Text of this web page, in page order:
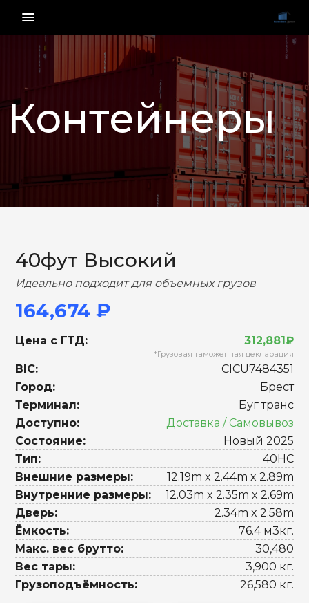
menu_vert
Контейнеры
НАЗАД ВПЕРЕД
40фут Высокий
Идеально подходит для объемных грузов
164,674 ₽
Цена с ГТД: 312,881₽
*Грузовая таможенная декларация
BIC:
CICU7484351
Город:
Брест
Терминал:
Буг транс
Доступно:
Доставка / Самовывоз
Состояние:
Новый 2025
Тип:
40HC
Внешние размеры:
12.19m x 2.44m x 2.89m
Внутренние размеры:
12.03m x 2.35m x 2.69m
Дверь:
2.34m x 2.58m
Ёмкость:
76.4 м3кг.
Макс. вес брутто:
30,480
Вес тары:
3,900 кг.
Грузоподъёмность:
26,580 кг.